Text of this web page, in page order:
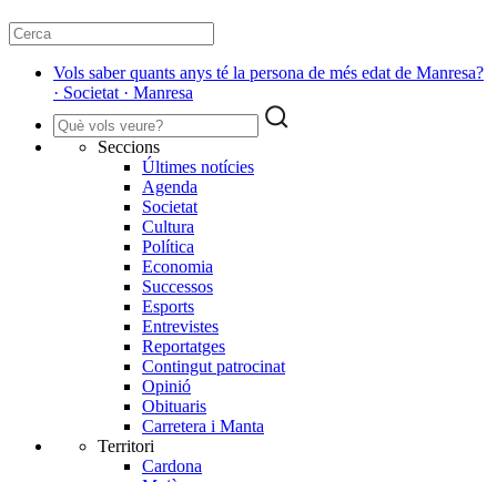
Vols saber quants anys té la persona de més edat de Manresa?
· Societat · Manresa
Seccions
Últimes notícies
Agenda
Societat
Cultura
Política
Economia
Successos
Esports
Entrevistes
Reportatges
Contingut patrocinat
Opinió
Obituaris
Carretera i Manta
Territori
Cardona